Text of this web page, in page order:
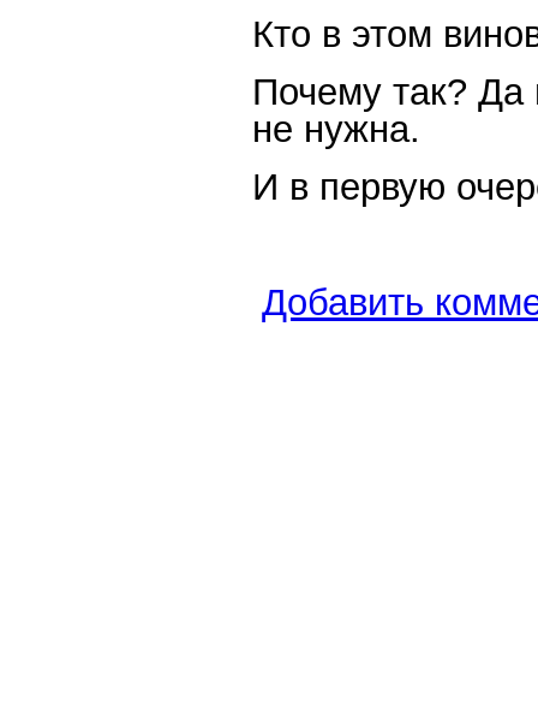
Кто в этом
Почему так? Да
не нужна.
И в первую
Добавить